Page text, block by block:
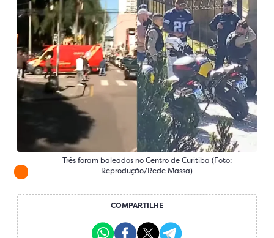
Três foram baleados no Centro de Curitiba (Foto:
Reprodução/Rede Massa)
COMPARTILHE